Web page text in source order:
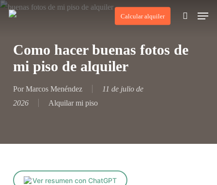
Skip
content
Calcular alquiler
search
Menu
Como hacer buenas fotos de
mi piso de alquiler
Por Marcos Menéndez
11 de julio de
2026
Alquilar mi piso
Ver resumen con ChatGPT